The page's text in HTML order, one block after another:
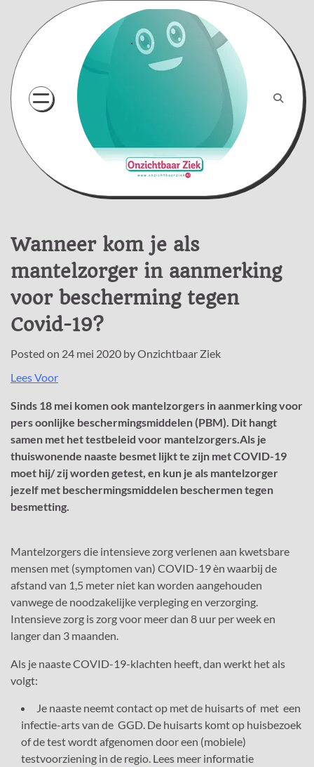
content
Wanneer kom je als
mantelzorger in aanmerking
voor bescherming tegen
Covid-19?
Posted on 24 mei 2020 byOnzichtbaar Ziek
Lees Voor
Sinds 18 mei komen ook mantelzorgers in aanmerking voor
pers oonlijke beschermingsmiddelen (PBM). Dit hangt
samen met het testbeleid voor mantelzorgers.Als je
thuiswonende naaste besmet lijkt te zijn met COVID-19
moet hij/ zij worden getest, en kun je als mantelzorger
jezelf met beschermingsmiddelen beschermen tegen
besmetting.
Mantelzorgers die intensieve zorg verlenen aan kwetsbare
mensen met (symptomen van) COVID-19 èn waarbij de
afstand van 1,5 meter niet kan worden aangehouden
vanwege de noodzakelijke verpleging en verzorging.
Intensieve zorg is zorg voor meer dan 8 uur per week en
langer dan 3 maanden.
Als je naaste COVID-19-klachten heeft, dan werkt het als
volgt:
Je naaste neemt contact op met de huisarts of met een
infectie-arts van de GGD. De huisarts komt op huisbezoek
of de test wordt afgenomen door een (mobiele)
testvoorziening in de regio. Lees meer informatie